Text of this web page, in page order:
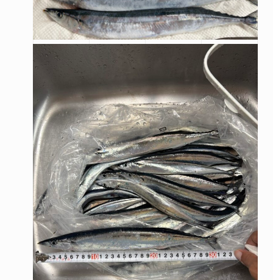
@hirose_giken
@hirosegiken
Copyright(c) hirosegiken .All Rights Reserved.